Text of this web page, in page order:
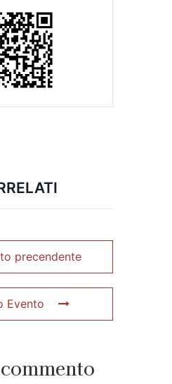
precendente
Evento